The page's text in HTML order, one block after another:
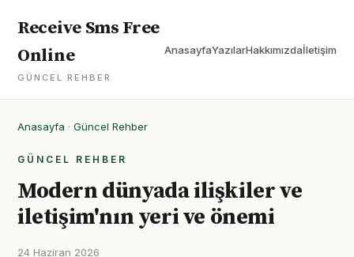
Receive Sms Free
Online
GÜNCEL REHBER
AnasayfaYazılarHakkımızdaİletişim
Anasayfa · Güncel Rehber
GÜNCEL REHBER
Modern dünyada ilişkiler ve
iletişim'nın yeri ve önemi
24 Haziran 2026